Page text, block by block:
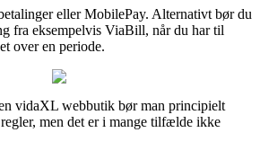
eller MobilePay. Alternativt bør du
fra eksempelvis ViaBill, når du har til
over en periode.
vidaXL webbutik bør man principielt
men det er i mange tilfælde ikke